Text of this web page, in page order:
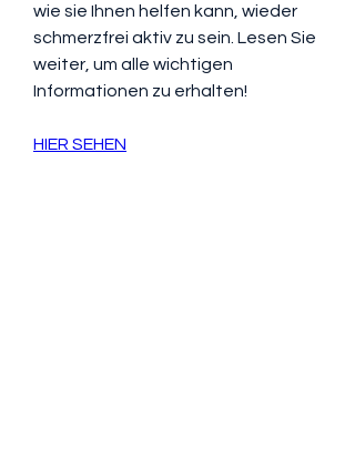
wie sie Ihnen helfen kann, wieder
schmerzfrei aktiv zu sein. Lesen Sie
weiter, um alle wichtigen
Informationen zu erhalten!
HIER SEHEN